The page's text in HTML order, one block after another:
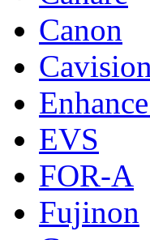
Canon
Cavision
EVS
FOR-A
Fujinon